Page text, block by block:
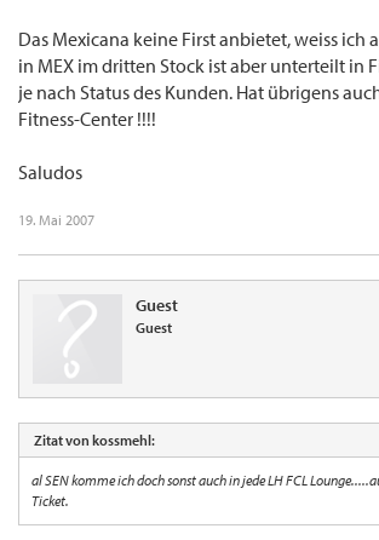
Das Mexicana keine First anbietet, weiss ich
in MEX im dritten Stock ist aber unterteilt in
je nach Status des Kunden. Hat übrigens
Fitness-Center !!!!
Saludos
19. Mai 2007
Guest
Guest
Zitat von kossmehl:
al SEN komme ich doch sonst auch in jede LH FCL
Ticket.